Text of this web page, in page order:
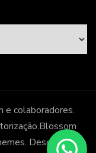
e colaboradores.
Blossom
. Desenvolvido